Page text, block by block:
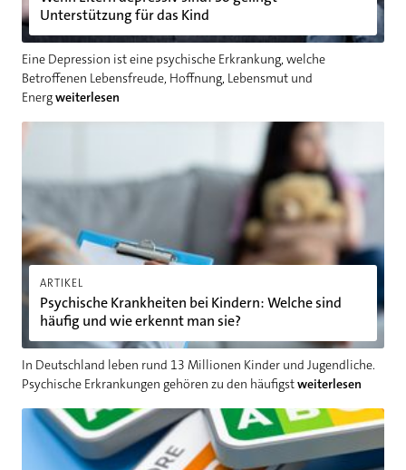
Unterstützung für das Kind
Eine Depression ist eine psychische Erkrankung, welche
Betroffenen Lebensfreude, Hoffnung, Lebensmut und
Energweiterlesen
ARTIKEL
Psychische Krankheiten bei Kindern: Welche sind
häufig und wie erkennt man sie?
In Deutschland leben rund 13 Millionen Kinder und Jugendliche.
Psychische Erkrankungen gehören zu den häufigstweiterlesen
Psychische Krankheiten bei Kindern: Welche sind häufig und
Was bedeutet der Nutri Score und welche Alternativen gibt